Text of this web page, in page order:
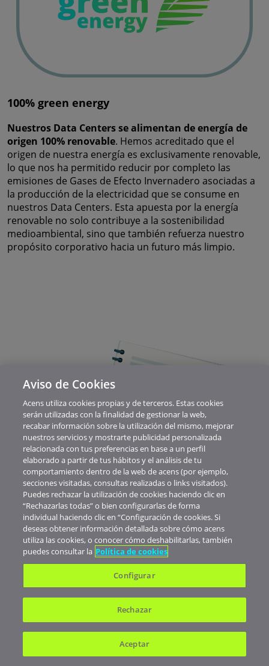
100% green energy
Nuestros Data Centers se alimentan de energía de
origen 100% renovable. Hemos acreditado que el
origen de nuestra energía es exclusivamente renovable,
lo que nos ha permitido reducir por completo las
emisiones de Gases de Efecto Invernadero asociadas a
la producción de la electricidad que se consume en
nuestros Data Centers. Esta apuesta por la energía
renovable no solo contribuye a la sostenibilidad
medioambiental, sino que también refuerza nuestro
propósito corporativo hacia un futuro más limpio.
Conoce más
Manuales
Amplía tus conocimientos
Aviso de Cookies
Acens utiliza cookies propias y de terceros. Estas cookies
serán utilizadas con la finalidad de gestionar la web,
recabar información sobre la utilización del mismo, mejorar
nuestros servicios y mostrarte publicidad personalizada
relacionada con tus preferencias en base a un perfil
elaborado a partir de tus hábitos y el análisis de tu
comportamiento dentro de la web de acens (por ejemplo,
secciones visitadas, consultas realizadas o links visitados).
Puedes rechazar la utilización de cookies haciendo clic en
“Rechazarlas todas” o bien configurarlas de forma
individual haciendo clic en “Configuración de cookies. Si
deseas obtener información detallada sobre cómo acens
utiliza las cookies, o conocer cómo deshabilitarlas, también
puedes consultar la Política de cookies
Configurar
Rechazar
Aceptar